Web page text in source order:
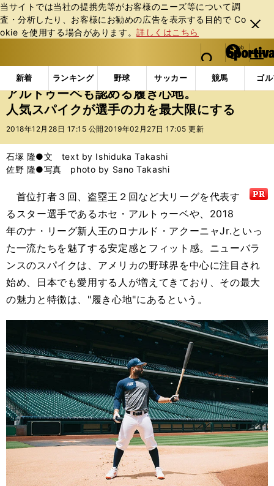
当サイトでは当社の提携先等がお客様のニーズ等について調
査・分析したり、お客様にお勧めの広告を表⽰する⽬的で Co
okie を使⽤する場合があります。詳しくはこちら
閉じ
る
web Sportiva (webスポルティーバ)
検索
マイペ
ー
ジ
メニュ
新着 ランキング 野球 サッカー 競馬 ゴ
b
ス
ポ
ル
バ
インフォメーション ニュース アルトゥーベも認め
アルトゥーベも認める履き心地。
人気スパイクが選手の力を最大限にする
2018年12月28日 17:15 公開 2019年02月27日 17:05 更新
石塚 隆●文 text by Ishiduka Takashi
佐野 隆●写真 photo by Sano Takashi
首位打者３回、盗塁王２回など大リーグを代表す
るスター選手であるホセ・アルトゥーベや、2018
年のナ・リーグ新人王のロナルド・アクーニャJr.といっ
た一流たちを魅了する安定感とフィット感。ニューバラ
ンスのスパイクは、アメリカの野球界を中心に注目され
始め、日本でも愛用する人が増えてきており、その最大
の魅力と特徴は、"履き心地"にあるという。